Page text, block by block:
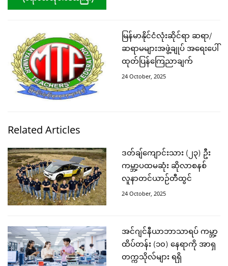
မြန်မာနိုင်ငံလုံးဆိုင်ရာ ဆရာ/
ဆရာမများအဖွဲ့ချုပ် အရေးပေါ်
ထုတ်ပြန်ကြေညာချက်
24 October, 2025
Related Articles
ဒတ်ချ်ကျောင်းသား (၂၃) ဦး
ကမ္ဘာ့ပထမဆုံး ဆိုလာစနစ်
လူနာတင်ယာဉ်တီထွင်
24 October, 2025
အင်ဂျင်နီယာဘာသာရပ် ကမ္ဘာ့
ထိပ်တန်း (၁၀) နေရာကို အာရှ
တက္ကသိုလ်များ ရရှိ